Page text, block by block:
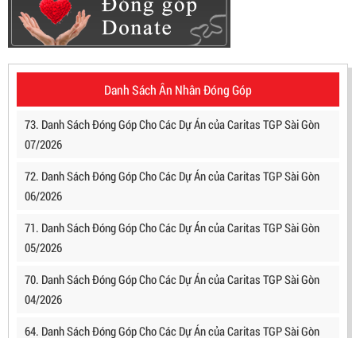
Danh Sách Ân Nhân Đóng Góp
73. Danh Sách Đóng Góp Cho Các Dự Án của Caritas TGP Sài Gòn
07/2026
72. Danh Sách Đóng Góp Cho Các Dự Án của Caritas TGP Sài Gòn
06/2026
71. Danh Sách Đóng Góp Cho Các Dự Án của Caritas TGP Sài Gòn
05/2026
70. Danh Sách Đóng Góp Cho Các Dự Án của Caritas TGP Sài Gòn
04/2026
64. Danh Sách Đóng Góp Cho Các Dự Án của Caritas TGP Sài Gòn